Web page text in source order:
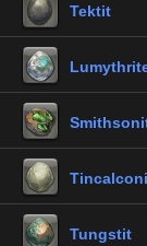
Tektit
Tungstit